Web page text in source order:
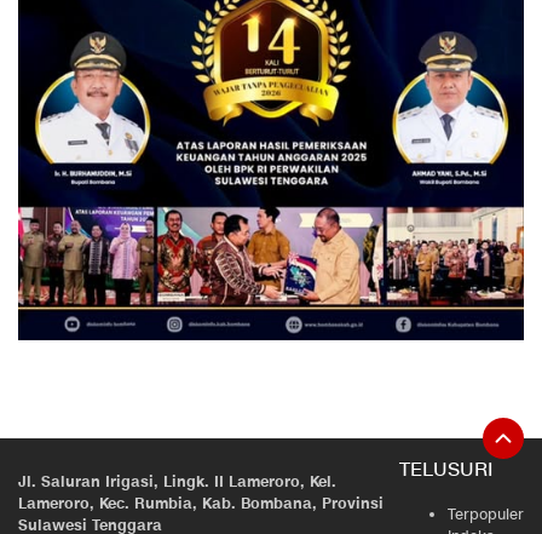
Jl. Saluran Irigasi, Lingk. II Lameroro, Kel.
Lameroro, Kec. Rumbia, Kab. Bombana, Provinsi
Sulawesi Tenggara
TELUSURI
Terpopuler